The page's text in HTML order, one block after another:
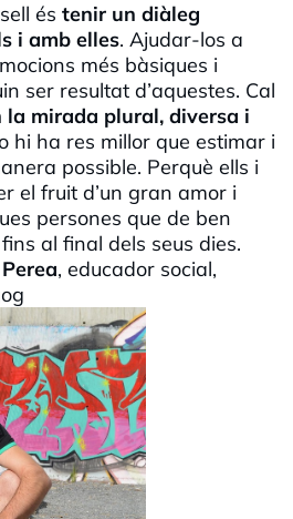
és tenir un diàleg
i amb elles. Ajudar-los a
més bàsiques i
ser resultat d’aquestes. Cal
la mirada plural, diversa i
hi ha res millor que estimar i
possible. Perquè ells i
el fruit d’un gran amor i
persones que de ben
al final dels seus dies.
, educador social,